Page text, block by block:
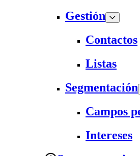
Gestión
Contactos
Listas
Segmentación
Campos
Intereses